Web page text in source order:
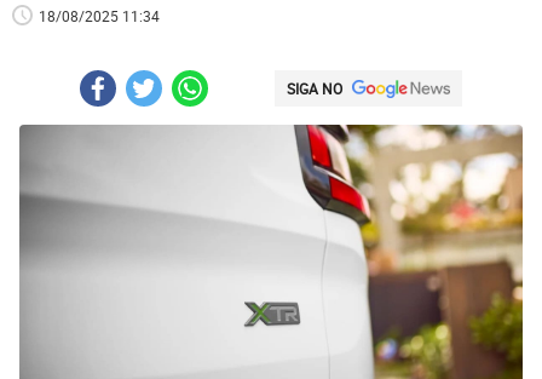
18/08/2025 11:34
SIGA NO